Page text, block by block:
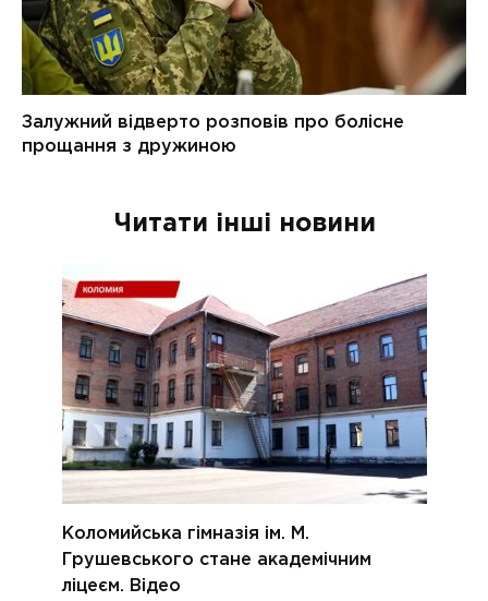
Читати інші новини
Коломийська гімназія ім. М.
Грушевського стане академічним
ліцеєм. Відео